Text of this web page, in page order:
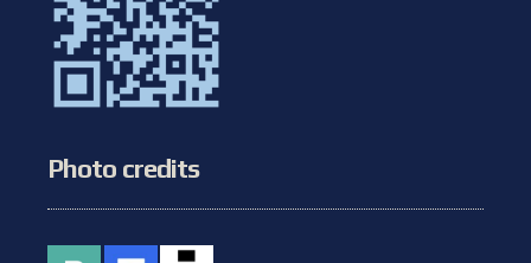
Photo credits